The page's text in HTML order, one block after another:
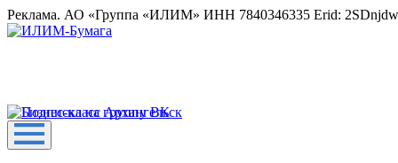
Реклама. АО «Группа «ИЛИМ» ИНН 7840346335 Erid: